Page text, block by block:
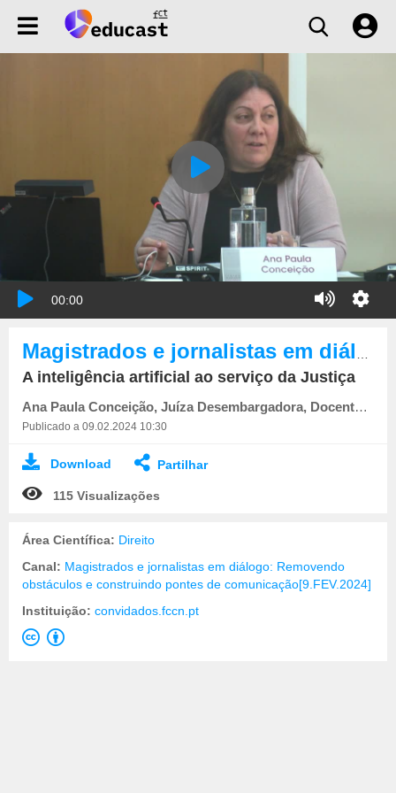
00:00
A inteligência artificial ao serviço da Justiça
Ana Paula Conceição, Juíza Desembargadora, Docente do Centro de Estudos Judiciários
Publicado a 09.02.2024 10:30
Download Partilhar
115 Visualizações
Área Científica: Direito
Canal: Magistrados e jornalistas em diálogo: Removendo
obstáculos e construindo pontes de comunicação[9.FEV.2024]
Instituição: convidados.fccn.pt